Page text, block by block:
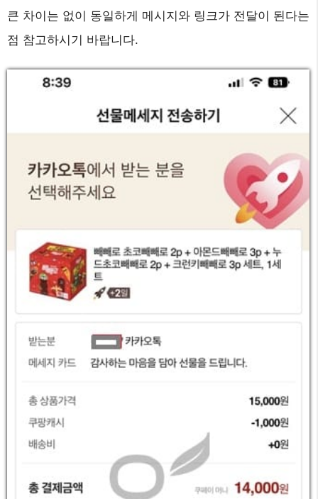
큰 차이는 없이 동일하게 메시지와 링크가 전달이 된다는
점 참고하시기 바랍니다.